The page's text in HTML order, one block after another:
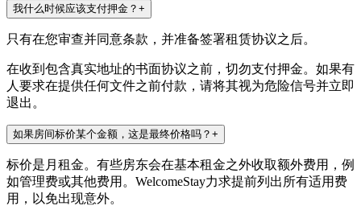
我什么时候应该支付押金？ +
只有在您审查并同意条款，并准备签署租赁协议之后。
在收到包含真实地址的书面协议之前，切勿支付押金。如果有
人要求在提供任何文件之前付款，请将其视为危险信号并立即
退出。
如果房间标价某个金额，这是最终价格吗？ +
标价是月租金。有些房东会在基本租金之外收取额外费用，例
如管理费或其他费用。WelcomeStay力求提前列出所有适用费
用，以免出现意外。